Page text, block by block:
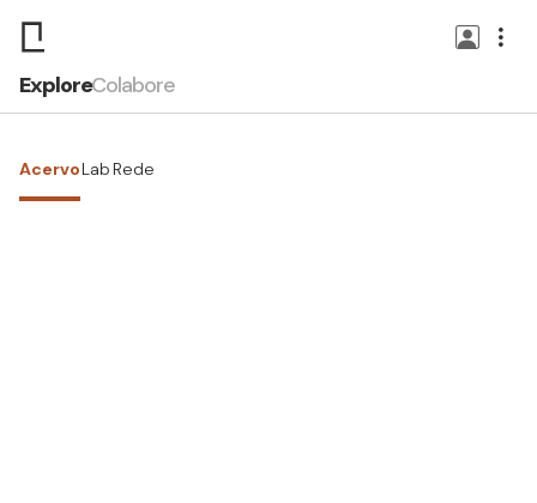
ExploreColabore
AcervoLab Rede